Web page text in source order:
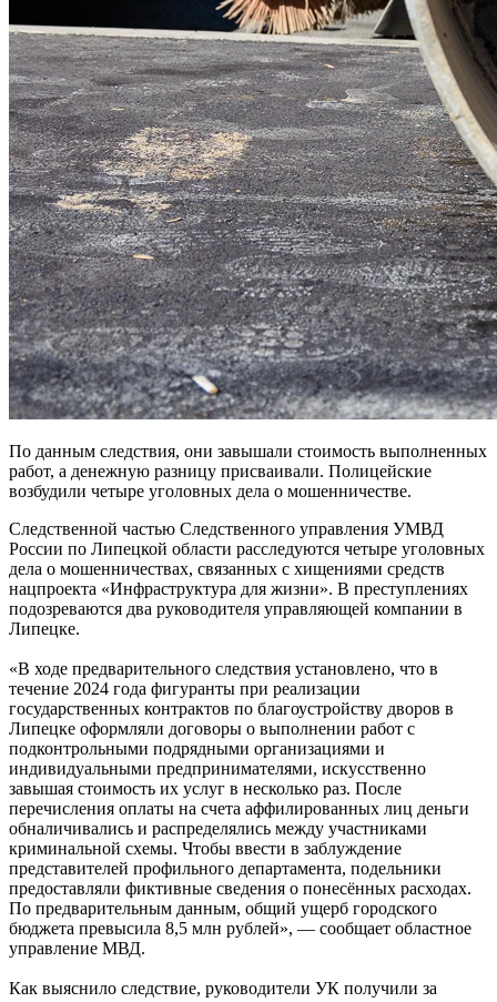
По данным следствия, они завышали стоимость выполненных
работ, а денежную разницу присваивали. Полицейские
возбудили четыре уголовных дела о мошенничестве.
Следственной частью Следственного управления УМВД
России по Липецкой области расследуются четыре уголовных
дела о мошенничествах, связанных с хищениями средств
нацпроекта «Инфраструктура для жизни». В преступлениях
подозреваются два руководителя управляющей компании в
Липецке.
«В ходе предварительного следствия установлено, что в
течение 2024 года фигуранты при реализации
государственных контрактов по благоустройству дворов в
Липецке оформляли договоры о выполнении работ с
подконтрольными подрядными организациями и
индивидуальными предпринимателями, искусственно
завышая стоимость их услуг в несколько раз. После
перечисления оплаты на счета аффилированных лиц деньги
обналичивались и распределялись между участниками
криминальной схемы. Чтобы ввести в заблуждение
представителей профильного департамента, подельники
предоставляли фиктивные сведения о понесённых расходах.
По предварительным данным, общий ущерб городского
бюджета превысила 8,5 млн рублей», — сообщает областное
управление МВД.
Как выяснило следствие, руководители УК получили за